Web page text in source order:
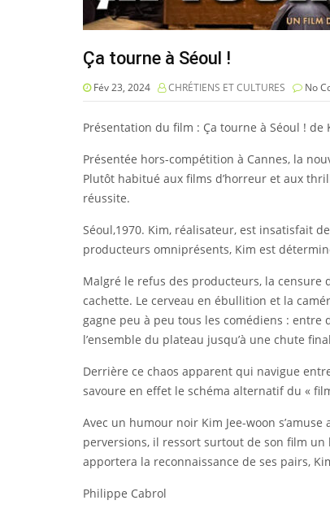
Ça tourne à Séoul !
Fév 23, 2024 CHRÉTIENS ET CULTURES No
Présentation du film : Ça tourne à Séoul ! de
Présentée hors-compétition à Cannes, la
Plutôt habitué aux films d’horreur et aux
réussite.
Séoul,1970. Kim, réalisateur, est insatisfait
producteurs omniprésents, Kim est
Malgré le refus des producteurs, la censure
cachette. Le cerveau en ébullition et la
gagne peu à peu tous les comédiens : entre
l’ensemble du plateau jusqu’à une chute
Derrière ce chaos apparent qui navigue
savoure en effet le schéma alternatif du «
Avec un humour noir Kim Jee-woon
perversions, il ressort surtout de son film
apportera la reconnaissance de ses pairs,
Philippe Cabrol